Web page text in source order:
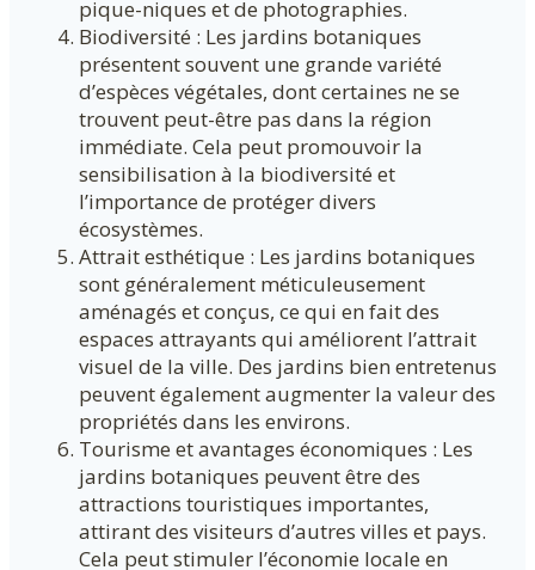
pique-niques et de photographies.
Biodiversité : Les jardins botaniques
présentent souvent une grande variété
d’espèces végétales, dont certaines ne se
trouvent peut-être pas dans la région
immédiate. Cela peut promouvoir la
sensibilisation à la biodiversité et
l’importance de protéger divers
écosystèmes.
Attrait esthétique : Les jardins botaniques
sont généralement méticuleusement
aménagés et conçus, ce qui en fait des
espaces attrayants qui améliorent l’attrait
visuel de la ville. Des jardins bien entretenus
peuvent également augmenter la valeur des
propriétés dans les environs.
Tourisme et avantages économiques : Les
jardins botaniques peuvent être des
attractions touristiques importantes,
attirant des visiteurs d’autres villes et pays.
Cela peut stimuler l’économie locale en